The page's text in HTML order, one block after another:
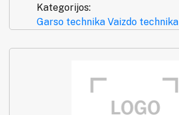
Kategorijos:
Garso technika Vaizdo technika